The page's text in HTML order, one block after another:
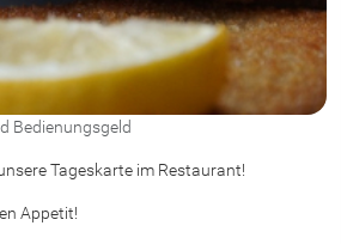
Bedienungsgeld
Tageskarte im Restaurant!
Appetit!